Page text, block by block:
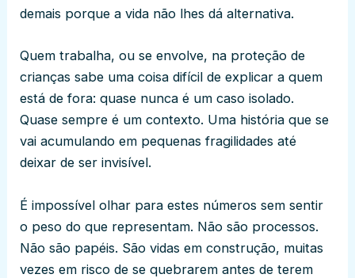
demais porque a vida não lhes dá alternativa.
Quem trabalha, ou se envolve, na proteção de
crianças sabe uma coisa difícil de explicar a quem
está de fora: quase nunca é um caso isolado.
Quase sempre é um contexto. Uma história que se
vai acumulando em pequenas fragilidades até
deixar de ser invisível.
É impossível olhar para estes números sem sentir
o peso do que representam. Não são processos.
Não são papéis. São vidas em construção, muitas
vezes em risco de se quebrarem antes de terem